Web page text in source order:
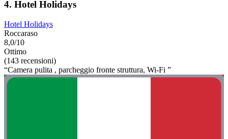
4. Hotel Holidays
Hotel Holidays
Roccaraso
8,0/10
Ottimo
(143 recensioni)
“Camera pulita , parcheggio fronte struttura, Wi-Fi ”